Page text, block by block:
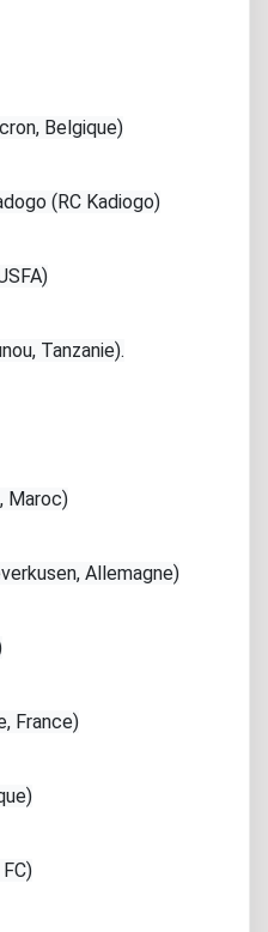
Belgique)
(RC Kadiogo)
Tanzanie).
Maroc)
Allemagne)
France)